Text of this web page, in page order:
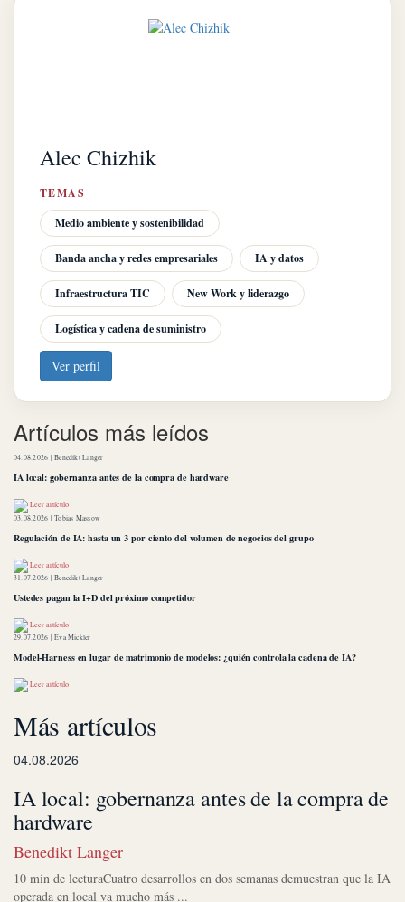
Alec Chizhik
TEMAS
Medio ambiente y sostenibilidad
Banda ancha y redes empresariales IA y datos
Infraestructura TIC New Work y liderazgo
Logística y cadena de suministro
Ver perfil
Artículos más leídos
04.08.2026 |Benedikt Langer
IA local: gobernanza antes de la compra de hardware
Leer artículo
03.08.2026 |Tobias Massow
Regulación de IA: hasta un 3 por ciento del volumen de negocios del grupo
Leer artículo
31.07.2026 |Benedikt Langer
Ustedes pagan la I+D del próximo competidor
Leer artículo
29.07.2026 |Eva Mickler
Model-Harness en lugar de matrimonio de modelos: ¿quién controla la cadena de IA?
Leer artículo
Más artículos
04.08.2026
IA local: gobernanza antes de la compra de
hardware
Benedikt Langer
10 min de lecturaCuatro desarrollos en dos semanas demuestran que la IA
operada en local va mucho más ...